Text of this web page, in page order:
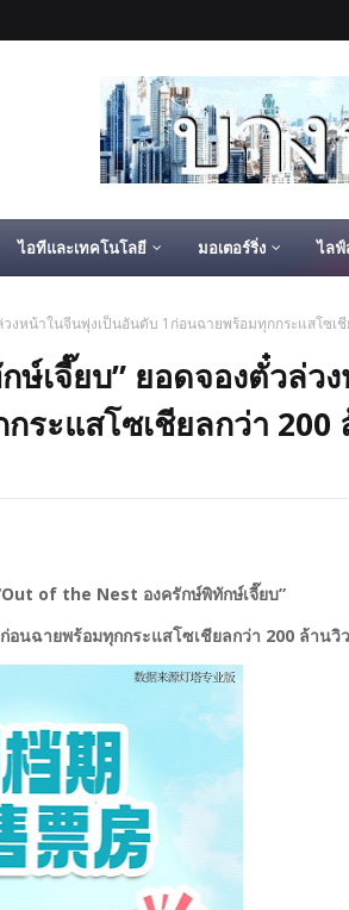
ไอทีและเทคโนโลยี มอเตอร์ริ่ง ไลฟ์
งหน้าในจีนพุ่งเป็นอันดับ 1ก่อนฉายพร้อมทุกกระแสโซเ
เจี๊ยบ” ยอดจองตั๋วล่ว
ระแสโซเชียลกว่า 200
of the Nest องครักษ์พิทักษ์เจี๊ยบ”
นฉายพร้อมทุกกระแสโซเชียลกว่า 200 ล้านวิว